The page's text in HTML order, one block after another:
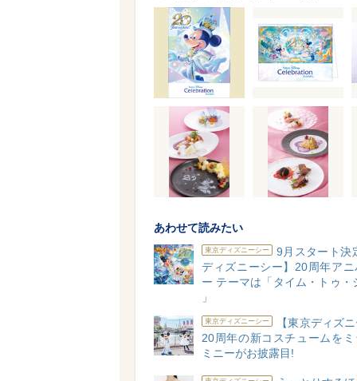
あわせて読みたい
東京ディズニーシー
9月スタート決
ディズニーシー】20周年ア
ー テーマは「タイム・トゥ・
」
東京ディズニーシー
【東京ディズ
20周年の新コスチュームを
ミニーがお披露目!